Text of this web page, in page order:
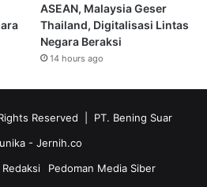
ASEAN, Malaysia Geser
Thailand, Digitalisasi Lintas
Negara Beraksi
14 hours ago
Reserved | PT. Bening Suar
- Jernih.co
Redaksi
Pedoman Media Siber